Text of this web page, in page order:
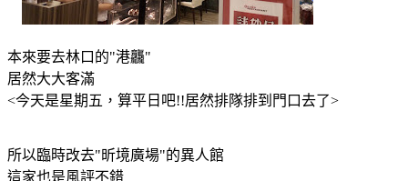
本來要去林口的"港龘"
居然大大客滿
<今天是星期五，算平日吧!!居然排隊排到門口去了>
所以臨時改去"昕境廣場"的異人館
這家也是風評不錯